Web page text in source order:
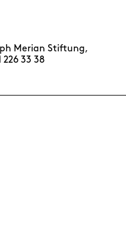
Merian Stiftung,
33 38